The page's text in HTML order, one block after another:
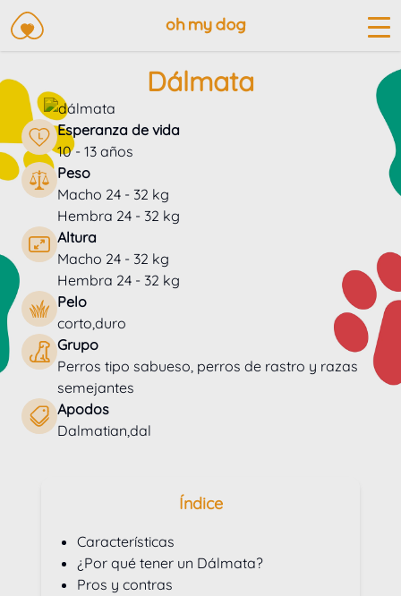
Dálmata
Esperanza de vida
10 - 13 años
Peso
Macho 24 - 32 kg
Hembra 24 - 32 kg
Altura
Macho 24 - 32 kg
Hembra 24 - 32 kg
Pelo
corto,duro
Grupo
Perros tipo sabueso, perros de rastro y razas
semejantes
Apodos
Dalmatian,dal
Índice
Características
¿Por qué tener un Dálmata?
Pros y contras